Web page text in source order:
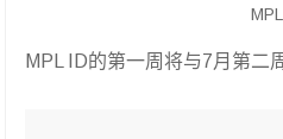
MPL ID的第一周将与7月第二